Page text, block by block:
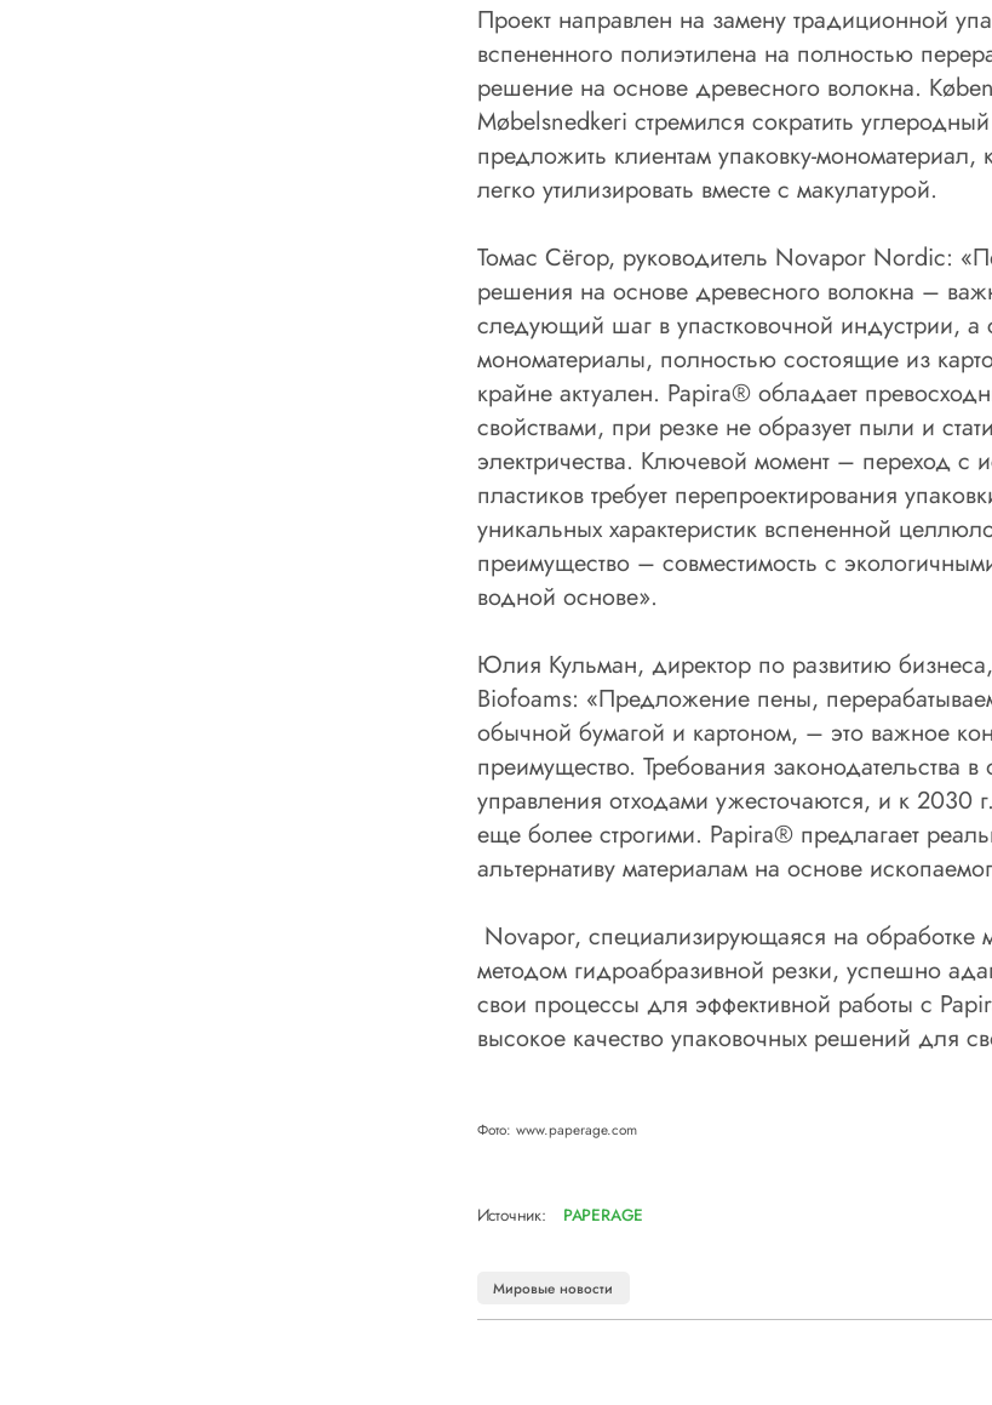
Проект направлен на замену традиционной
вспененного полиэтилена на полностью
решение на основе древесного волокна.
Møbelsnedkeri стремился сократить
предложить клиентам упаковку-
легко утилизировать вместе с макулатурой.
Томас Сёгор, руководитель Novapor Nordic:
решения на основе древесного волокна –
следующий шаг в упастковочной индустрии, а
мономатериалы, полностью состоящие из
крайне актуален. Papira® обладает
свойствами, при резке не образует пыли и
электричества. Ключевой момент – переход с
пластиков требует перепроектирования
уникальных характеристик вспененной
преимущество – совместимость с
водной основе».
Юлия Кульман, директор по развитию
Biofoams: «Предложение пены,
обычной бумагой и картоном, – это важное
преимущество. Требования законодательства в
управления отходами ужесточаются, и к 2030
еще более строгими. Papira® предлагает
альтернативу материалам на основе
Novapor, специализирующаяся на обработке
методом гидроабразивной резки, успешно
свои процессы для эффективной работы с
высокое качество упаковочных решений для
Фото: www.paperage.com
Источник: PAPERAGE
Мировые новости